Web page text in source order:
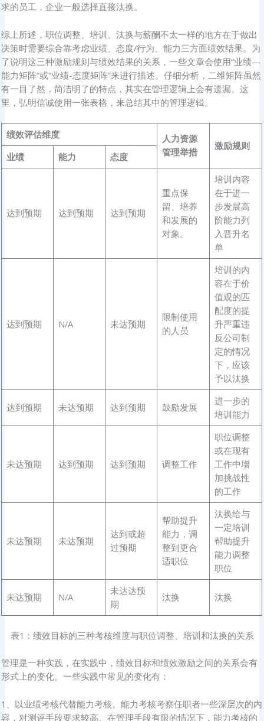
求的员工，企业一般选择直接汰换。
综上所述，职位调整、培训、汰换与薪酬不太一样的地方在于做出
决策时需要综合靠考虑业绩、态度/行为、能力三方面绩效结果。为
了说明这三种激励规则与绩效结果的关系，一些文章会使用“业绩—
能力矩阵”或“业绩-态度矩阵”来进行描述。仔细分析，二维矩阵虽然
有一目了然，简洁明了的特点，其实在管理逻辑上会有遗漏。这
里，弘明信诚使用一张表格，来总结其中的管理逻辑。
绩效评估维度
人力资源
管理举措
激励规则
业绩
能力 态度
达到预期 达到预期 达到预期
重点保
留、培养
和发展的
对象。
培训内容
在于进一
步发展高
阶能力列
入晋升名
单
达到预期 N/A 未达预期
限制使用
的人员
培训的内
容在于价
值观的匹
配度的提
升严重违
反公司制
定的情况
下，应该
予以汰换
达到预期 未达预期 达到预期 鼓励发展
进一步的
培训能力
未达预期 达到预期 达到预期 调整工作
职位调整
或在现有
工作中增
加挑战性
的工作
未达预期 未达预期
达到或超
过预期
帮助提升
能力，调
整到更合
适职位
汰换给与
一定培训
帮助提升
能力调整
职位
未达预期 N/A
未达达预
期
汰换 汰换
表1：绩效目标的三种考核维度与职位调整、培训和汰换的关系
管理是一种实践，在实践中，绩效目标和绩效激励之间的关系会有
形式上的变化。一些实践中常见的变化有：
1、以业绩考核代替能力考核。能力考核考察任职者一些深层次的内
容，对测评手段要求较高。在管理手段有限的情况下，能力考核的